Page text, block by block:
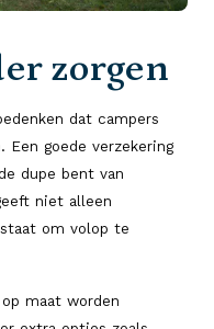
zorgen
dat campers
Een goede verzekering
dupe bent van
niet alleen
om volop te
maat worden